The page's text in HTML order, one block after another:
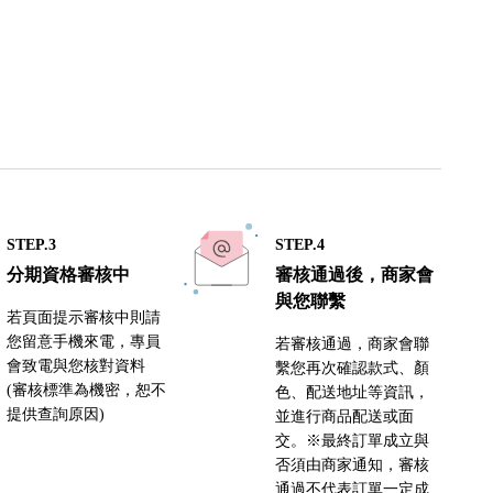
STEP.3
分期資格審核中
若頁面提示審核中則請
您留意手機來電，專員
會致電與您核對資料
(審核標準為機密，恕不
提供查詢原因)
STEP.4
審核通過後，商家會
與您聯繫
若審核通過，商家會聯
繫您再次確認款式、顏
色、配送地址等資訊，
並進行商品配送或面
交。※最終訂單成立與
否須由商家通知，審核
通過不代表訂單一定成